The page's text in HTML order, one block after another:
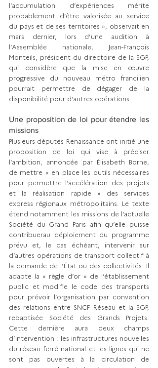
l’accumulation d’expériences mérite
probablement d’être valorisée au service
du pays et de ses territoires », observait en
mars dernier, lors d’une audition à
l’Assemblée nationale, Jean-François
Monteils, président du directoire de la SGP,
qui considère que la mise en œuvre
progressive du nouveau métro francilien
pourrait permettre de dégager de la
disponibilité pour d’autres opérations.
Une proposition de loi pour étendre les
missions
Plusieurs députés Renaissance ont initié une
proposi­tion de loi qui vise à préciser
l’ambition, annoncée par Élisabeth Borne,
de mettre « en place les outils nécessaires
pour permettre l’accélération des projets
et la réalisation rapide » des services
express régionaux métropolitains. Le texte
étend notamment les missions de l’actuelle
Société du Grand Paris afin qu’elle puisse
contribuerau déploiement du programme
prévu et, le cas échéant, intervenir sur
d’autres opérations de transport collectif à
la demande de l’État ou des collectivités. Il
adapte la « règle d’or » de l’établissement
public et modifie le code des transports
pour prévoir l’orga­nisation par convention
des relations entre SNCF Réseau et la SGP,
rebaptisée Société des Grands Projets.
Cette dernière aura deux champs
d’interven­tion : les infrastructures nouvelles
du réseau ferré national et les lignes qui ne
sont pas ouvertes à la circulation de